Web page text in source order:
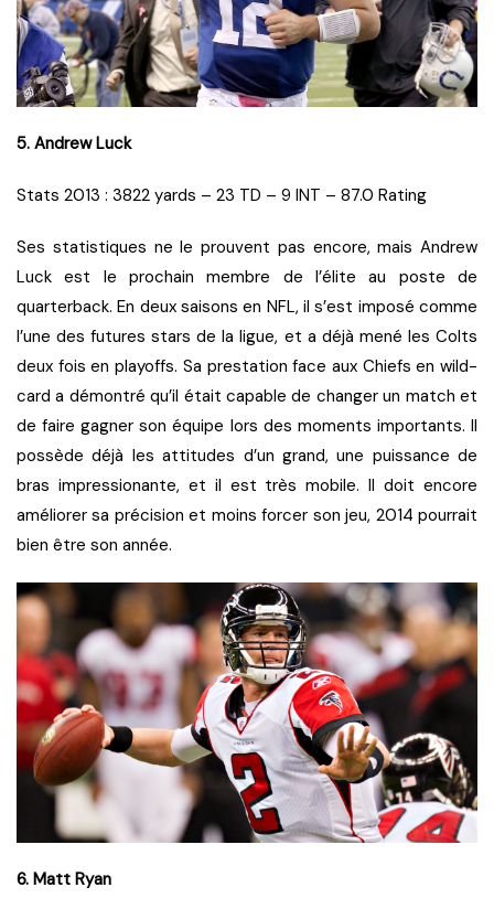
5. Andrew Luck
Stats 2013 : 3822 yards – 23 TD – 9 INT – 87.0 Rating
Ses statistiques ne le prouvent pas encore, mais Andrew
Luck est le prochain membre de l’élite au poste de
quarterback. En deux saisons en NFL, il s’est imposé comme
l’une des futures stars de la ligue, et a déjà mené les Colts
deux fois en playoffs. Sa prestation face aux Chiefs en wild-
card a démontré qu’il était capable de changer un match et
de faire gagner son équipe lors des moments importants. Il
possède déjà les attitudes d’un grand, une puissance de
bras impressionante, et il est très mobile. Il doit encore
améliorer sa précision et moins forcer son jeu, 2014 pourrait
bien être son année.
6. Matt Ryan